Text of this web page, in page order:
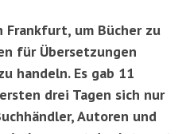
Frankfurt, um Bücher zu
für Übersetzungen
handeln. Es gab 11
drei Tagen sich nur
Autoren und